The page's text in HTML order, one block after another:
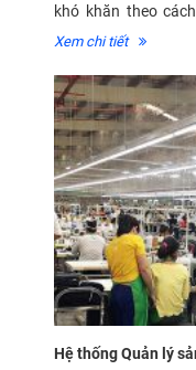
khó khăn theo
cán bộ hỗ trợ về
Xem chi tiết
Hệ thống Quản lý